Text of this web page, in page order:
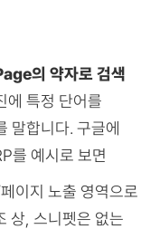
의 약자로 검색
에 특정 단어를
말합니다. 구글에
를 예시로 보면
이지 노출 영역으로
상, 스니펫은 없는